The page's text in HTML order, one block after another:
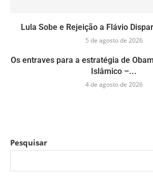
Lula Sobe e Rejeição a Flávio
5 de agosto de 2026
Os entraves para a estratégia de
Islâmico –...
4 de agosto de 2026
Pesquisar